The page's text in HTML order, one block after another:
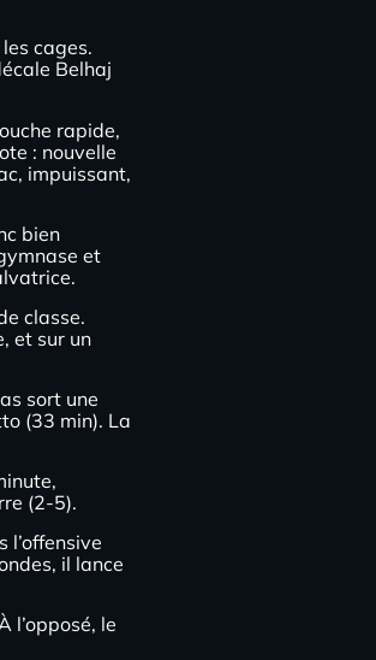
cages.
Belhaj
rapide,
: nouvelle
impuissant,
bien
et
classe.
et sur un
sort une
(33 min). La
(2-5).
il lance
l’opposé, le